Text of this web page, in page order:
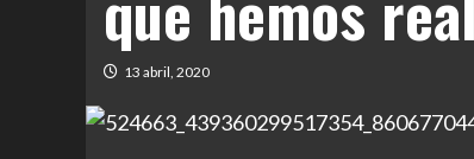
13 abril, 2020